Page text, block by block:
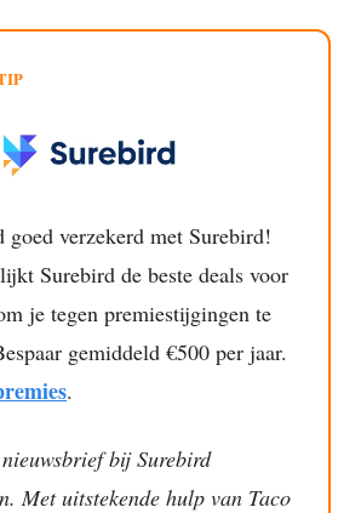
verzekerd met Surebird!
Surebird de beste deals voor
je tegen premiestijgingen te
gemiddeld €500 per jaar.
.
bij Surebird
Met uitstekende hulp van Taco